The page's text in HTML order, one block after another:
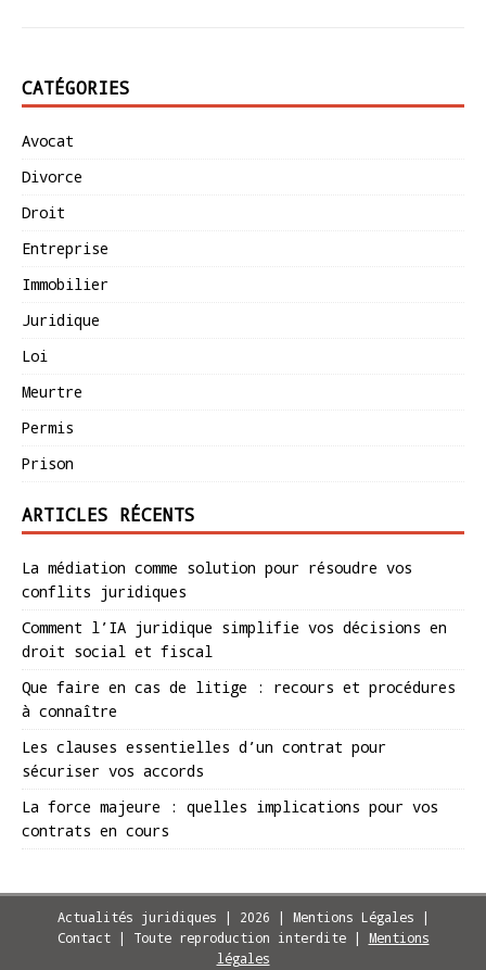
CATÉGORIES
Avocat
Divorce
Droit
Entreprise
Immobilier
Juridique
Loi
Meurtre
Permis
Prison
ARTICLES RÉCENTS
La médiation comme solution pour résoudre vos
conflits juridiques
Comment l’IA juridique simplifie vos décisions en
droit social et fiscal
Que faire en cas de litige : recours et procédures
à connaître
Les clauses essentielles d’un contrat pour
sécuriser vos accords
La force majeure : quelles implications pour vos
contrats en cours
Actualités juridiques | 2026 | Mentions Légales |
Contact | Toute reproduction interdite | Mentions
légales